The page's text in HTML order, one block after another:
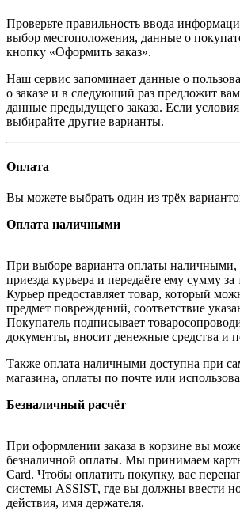
Проверьте правильность ввода
выбор местоположения, данные о
кнопку «Оформить заказ».
Наш сервис запоминает данные о
о заказе и в следующий раз предложит
данные предыдущего заказа. Если
выбирайте другие варианты.
Оплата
Вы можете выбрать один из трёх
Оплата наличными
При выборе варианта оплаты наличными,
приезда курьера и передаёте ему сумму за
Курьер предоставляет товар, который
предмет повреждений, соответствие
Покупатель подписывает
документы, вносит денежные средства и
Также оплата наличными доступна при
магазина, оплаты по почте или
Безналичный расчёт
При оформлении заказа в корзине вы
безналичной оплаты. Мы принимаем
Card. Чтобы оплатить покупку, вас
системы ASSIST, где вы должны ввести
действия, имя держателя.